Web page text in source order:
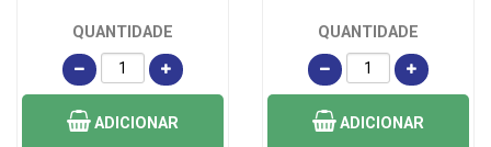
QUANTIDADE
ADICIONAR
QUANTIDADE
ADICIONAR